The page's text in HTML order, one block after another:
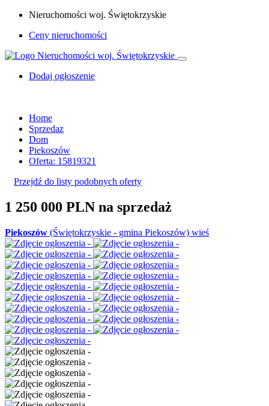
Nieruchomości woj. Świętokrzyskie
Ceny nieruchomości
Dodaj ogłoszenie
Home
Sprzedaz
Dom
Piekoszów
Oferta: 15819321
Przejdź do listy podobnych oferty
1 250 000 PLN na sprzedaż
Piekoszów (Świętokrzyskie - gmina Piekoszów) wieś